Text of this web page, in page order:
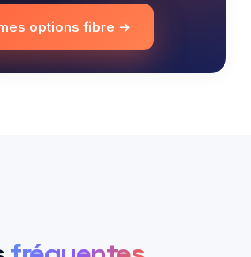
options fibre →